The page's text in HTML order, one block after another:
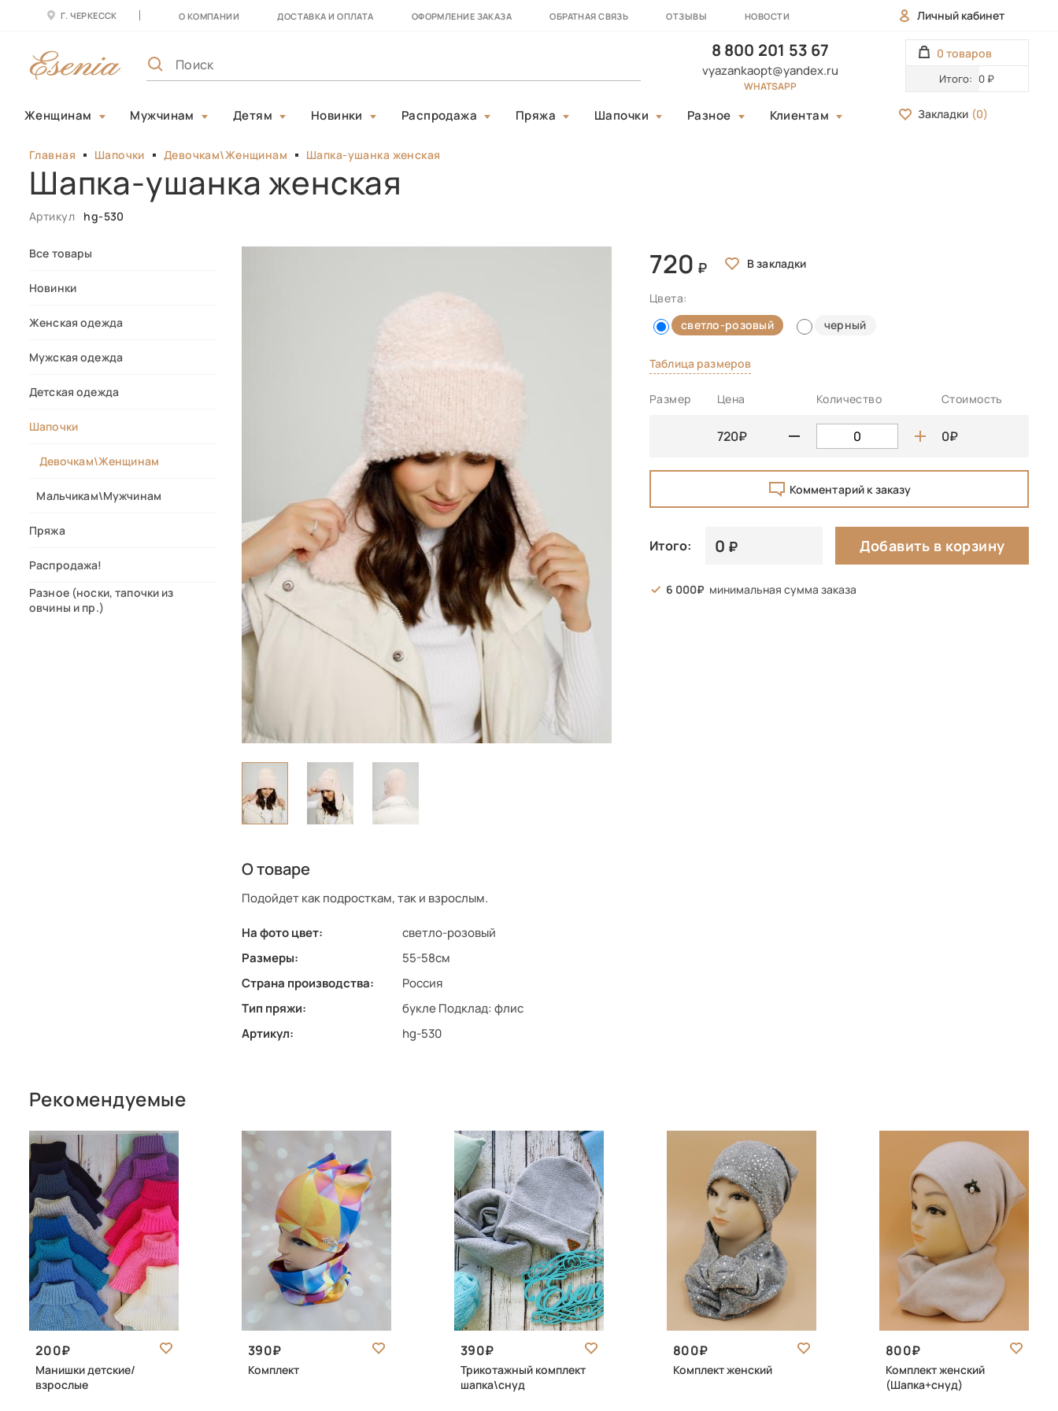
Г. ЧЕРКЕССК О КОМПАНИИ ДОСТАВКА И ОПЛАТА ОФОРМЛЕНИЕ ЗАКАЗА ОБРАТНАЯ СВЯЗЬ ОТЗЫВЫ НОВОСТИ Личный кабинет
8 800 201 53 67
vyazankaopt@yandex.ru
WHATSAPP
0 товаров
Итого: 0 ₽
Женщинам Мужчинам Детям Новинки Распродажа Пряжа Шапочки Разное Клиентам Закладки (0)
Главная Шапочки Девочкам\Женщинам Шапка-ушанка женская
Шапка-ушанка женская
Артикул hg-530
Все товары
Новинки
Женская одежда
Мужская одежда
Детская одежда
Шапочки
Девочкам\Женщинам
Мальчикам\Мужчинам
Пряжа
Распродажа!
Разное (носки, тапочки из
овчины и пр.)
О товаре
Подойдет как подросткам, так и взрослым.
На фото цвет:
светло-розовый
Размеры:
55-58см
Страна производства:
Россия
Тип пряжи:
букле Подклад: флис
Артикул:
hg-530
720
Цвета:
светло-розовый
черный
Таблица размеров
Размер Цена Количество Стоимость
720 0
Комментарий к заказу
Итого: 0 Добавить в корзину
6 000 минимальная сумма заказа
Рекомендуемые
200
Манишки детские/
взрослые
390
Комплект
390
Трикотажный комплект
шапка\снуд
800
Комплект женский
800
Комплект женский
(Шапка+снуд)